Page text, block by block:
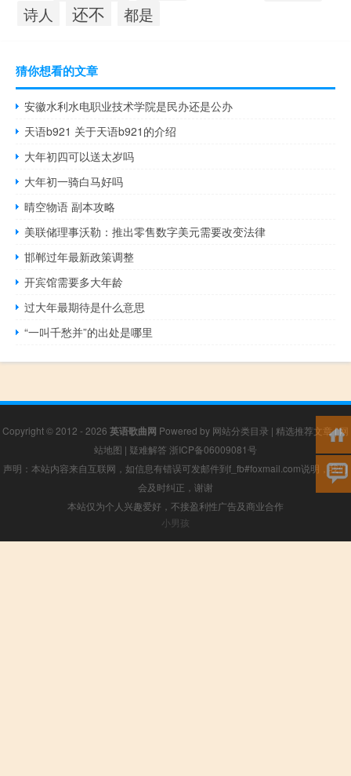
诗人 还不 都是
猜你想看的文章
安徽水利水电职业技术学院是民办还是公办
天语b921 关于天语b921的介绍
大年初四可以送太岁吗
大年初一骑白马好吗
晴空物语 副本攻略
美联储理事沃勒：推出零售数字美元需要改变法律
邯郸过年最新政策调整
开宾馆需要多大年龄
过大年最期待是什么意思
“一叫千愁并”的出处是哪里
Copyright © 2012 - 2026 英语歌曲网 Powered by 网站分类目录 | 精选推荐文章|网
站地图 | 疑难解答 浙ICP备06009081号
声明：本站内容来自互联网，如信息有错误可发邮件到f_fb#foxmail.com说明，我们
会及时纠正，谢谢
本站仅为个人兴趣爱好，不接盈利性广告及商业合作
小男孩